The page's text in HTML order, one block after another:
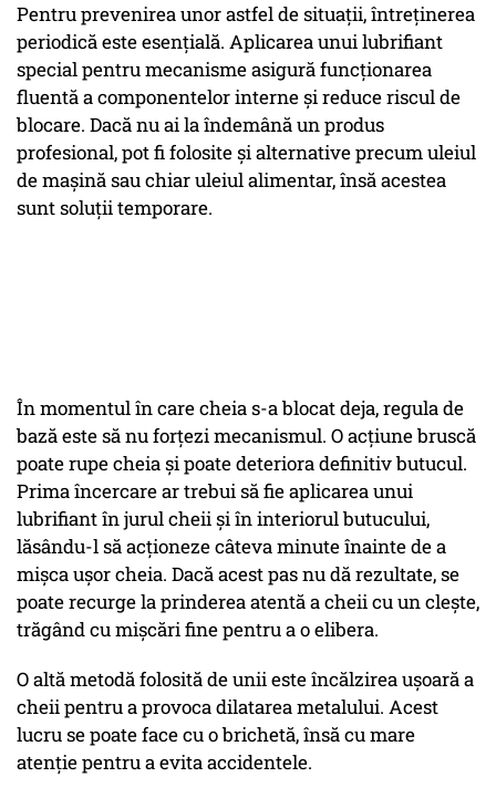
Pentru prevenirea unor astfel de situații, întreținerea
periodică este esențială. Aplicarea unui lubrifiant
special pentru mecanisme asigură funcționarea
fluentă a componentelor interne și reduce riscul de
blocare. Dacă nu ai la îndemână un produs
profesional, pot fi folosite și alternative precum uleiul
de mașină sau chiar uleiul alimentar, însă acestea
sunt soluții temporare.
În momentul în care cheia s-a blocat deja, regula de
bază este să nu forțezi mecanismul. O acțiune bruscă
poate rupe cheia și poate deteriora definitiv butucul.
Prima încercare ar trebui să fie aplicarea unui
lubrifiant în jurul cheii și în interiorul butucului,
lăsându-l să acționeze câteva minute înainte de a
mișca ușor cheia. Dacă acest pas nu dă rezultate, se
poate recurge la prinderea atentă a cheii cu un clește,
trăgând cu mișcări fine pentru a o elibera.
O altă metodă folosită de unii este încălzirea ușoară a
cheii pentru a provoca dilatarea metalului. Acest
lucru se poate face cu o brichetă, însă cu mare
atenție pentru a evita accidentele.